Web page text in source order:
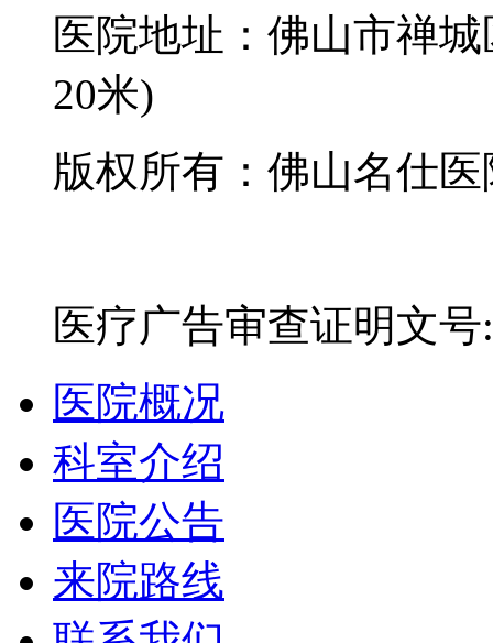
医院地址：佛山市禅
20米)
版权所有：佛山名仕
医疗广告审查证明文
医院概况
科室介绍
医院公告
来院路线